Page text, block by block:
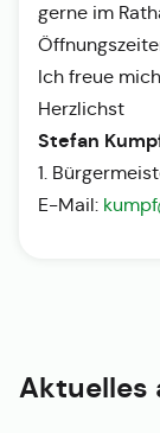
gerne im
Ich freue
Herzlichst
Stefan
1.
E-Mail:
Aktuelles